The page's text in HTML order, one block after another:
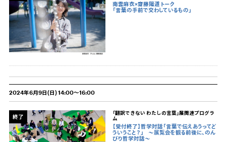
南雲麻衣×齋藤陽道 トーク
「言葉の手前で交わしているもの」
2024年6月9日(日) 14:00～16:00
終了
「翻訳できない わたしの言葉」展関連プログラ
ム
【受付終了】哲学対話「言葉で伝えあうってど
ういうこと？」
〜展覧会を観る前後に、のん
びり哲学対話〜